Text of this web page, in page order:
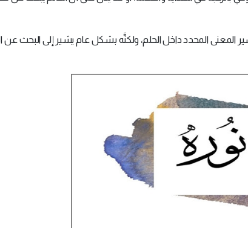
المعنى المحدد داخل الحلم، ولكنَّه بشكل عام يشير إلى البحث عن